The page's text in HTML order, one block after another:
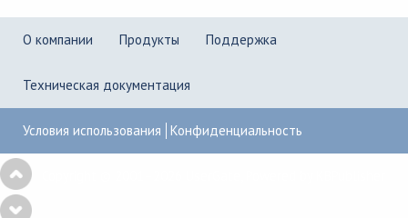
О компании Продукты Поддержка
Техническая документация
Условия использования Конфиденциальность